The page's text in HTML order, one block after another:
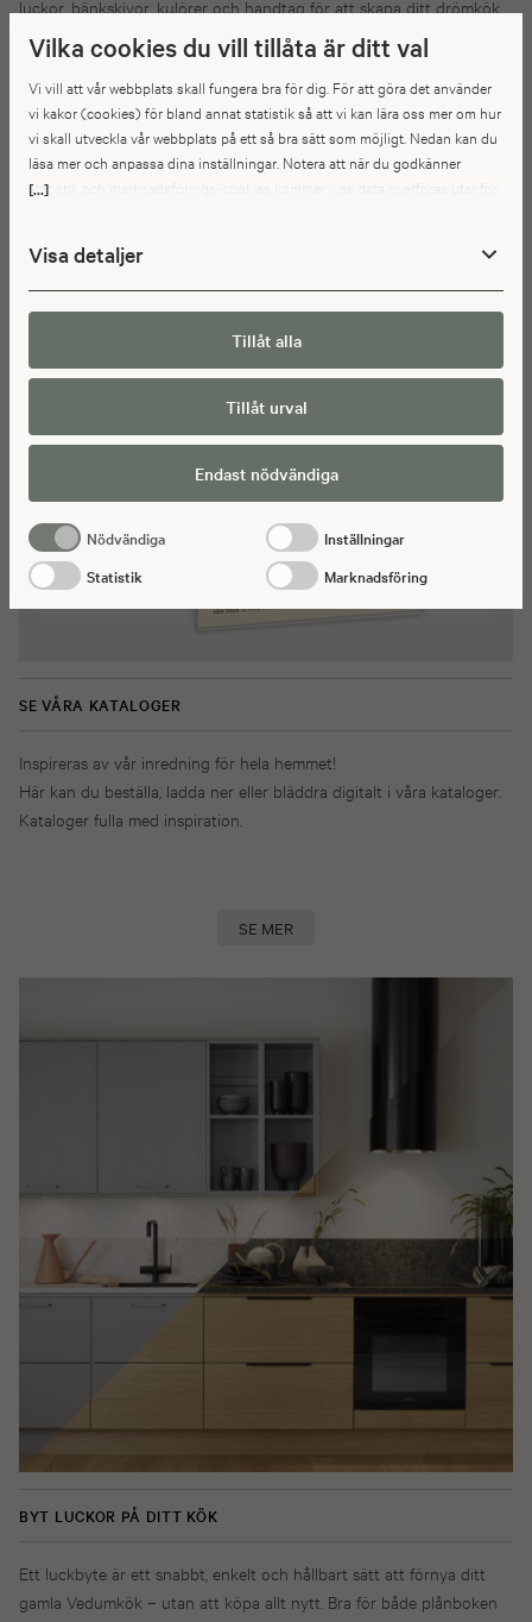
Vilka cookies du vill tillåta är ditt val
[...]
Vi vill att vår webbplats skall fungera bra för dig. För att göra det använder
vi kakor (cookies) för bland annat statistik så att vi kan lära oss mer om hur
vi skall utveckla vår webbplats på ett så bra sätt som möjligt. Nedan kan du
läsa mer och anpassa dina inställningar. Notera att när du godkänner
statistik och marknadsförings-cookies kommer viss data överföras utanför
personuppgifter som ställs inom EU, vilket kan innebära vissa risker för
dina personuppgifter. De berörda bolagen måste lämna över uppgifter till
brottsbekämpande myndigheter i USA om de får en sådan begäran. Det kan
dock vara svårt eller omöjligt för dig att hävda dina rättigheter, t.ex. rätten
till radering, gällande eventuella personuppgifter som de
brottsbekämpande myndigheterna har fått tillgång till. Genom att godkänna
statistik och marknadsförings-cookies nedan bekräftar du att du samtycker
till att data överförs till tredje land.
Visa detaljer
Tillåt alla
Tillåt urval
Endast nödvändiga
Nödvändiga
Inställningar
Statistik
Marknadsföring
luckor, bänkskivor, kulörer och handtag för att skapa ditt drömkök.
Dessutom får du ett cirkapris och kan ladda ned ett eget
moodboard med dina val.
TESTA NU
SE VÅRA KATALOGER
Inspireras av vår inredning för hela hemmet!
Här kan du beställa, ladda ner eller bläddra digitalt i våra kataloger.
Kataloger fulla med inspiration.
SE MER
BYT LUCKOR PÅ DITT KÖK
Ett luckbyte är ett snabbt, enkelt och hållbart sätt att förnya ditt
gamla Vedumkök – utan att köpa allt nytt. Bra för både plånboken